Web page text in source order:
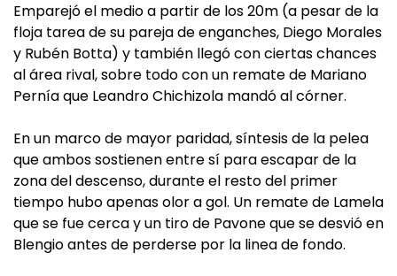
Emparejó el medio a partir de los 20m (a pesar de la
floja tarea de su pareja de enganches, Diego Morales
y Rubén Botta) y también llegó con ciertas chances
al área rival, sobre todo con un remate de Mariano
Pernía que Leandro Chichizola mandó al córner.
En un marco de mayor paridad, síntesis de la pelea
que ambos sostienen entre sí para escapar de la
zona del descenso, durante el resto del primer
tiempo hubo apenas olor a gol. Un remate de Lamela
que se fue cerca y un tiro de Pavone que se desvió en
Blengio antes de perderse por la linea de fondo.